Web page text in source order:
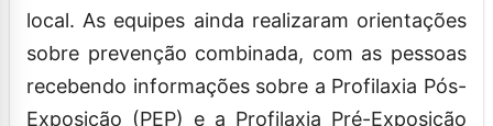
local. As equipes ainda realizaram orientações
sobre prevenção combinada, com as pessoas
recebendo informações sobre a Profilaxia Pós-
Exposição (PEP) e a Profilaxia Pré-Exposição